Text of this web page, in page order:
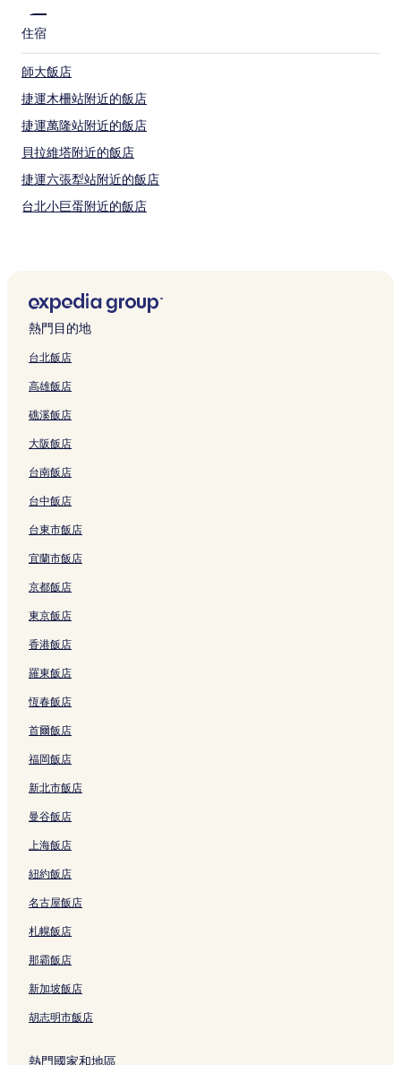
住宿
師大飯店
捷運木柵站附近的飯店
捷運萬隆站附近的飯店
貝拉維塔附近的飯店
捷運六張犁站附近的飯店
台北小巨蛋附近的飯店
桃園市飯店
大安區飯店
捷運南京三民站附近的飯店
捷運新店區公所站附近的飯店
捷運萬芳社區站附近的飯店
國立台灣師範大學附近的飯店
新莊區飯店
興福飯店
外貿協會附近的飯店
台北 101 購物中心附近的飯店
捷運十四張站附近的飯店
銀河洞瀑布附近的飯店
臺灣警察專科學校附近的飯店
四四南村簡單市集附近的飯店
捷運龍山寺站附近的飯店
捷運民權西路站附近的飯店
捷運台電大樓站附近的飯店
捷運市政府站附近的飯店
貴子坑鄉村俱樂部附近的飯店
忠孝路附近的飯店
國立台灣大學附近的飯店
象山附近的飯店
熱門目的地
台北飯店
高雄飯店
礁溪飯店
大阪飯店
台南飯店
台中飯店
台東市飯店
宜蘭市飯店
京都飯店
東京飯店
香港飯店
羅東飯店
恆春飯店
首爾飯店
福岡飯店
新北市飯店
曼谷飯店
上海飯店
紐約飯店
名古屋飯店
札幌飯店
那霸飯店
新加坡飯店
胡志明市飯店
熱門國家和地區